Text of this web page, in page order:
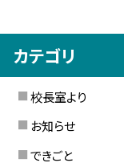
カテゴリ
校長室より
お知らせ
できごと